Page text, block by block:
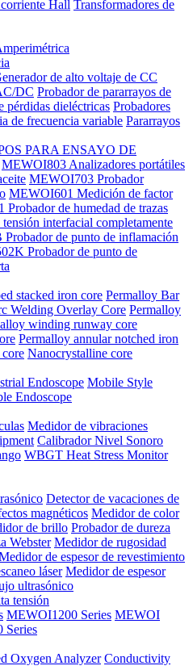
Hall Transformadores de
de alto voltaje de CC
DC Probador de pararrayos de
pérdidas dieléctricas Probadores
de frecuencia variable Pararrayos
PARA ENSAYO DE
MEWOI803 Analizadores portátiles
MEWOI703 Probador
MEWOI601 Medición de factor
de humedad de trazas
interfacial completamente
de punto de inflamación
Probador de punto de
stacked iron core Permalloy Bar
Welding Overlay Core Permalloy
winding runway core
Permalloy annular notched iron
Nanocrystalline core
Endoscope Mobile Style
Endoscope
Medidor de vibraciones
Calibrador Nivel Sonoro
WBGT Heat Stress Monitor
Detector de vacaciones de
magnéticos Medidor de color
de brillo Probador de dureza
Webster Medidor de rugosidad
de espesor de revestimiento
láser Medidor de espesor
ultrasónico
tensión
MEWOI1200 Series MEWOI
Series
Oxygen Analyzer Conductivity